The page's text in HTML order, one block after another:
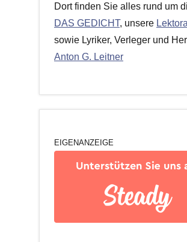
Dort finden Sie alles rund um
DAS GEDICHT, unsere
sowie Lyriker, Verleger und
Anton G. Leitner
EIGENANZEIGE